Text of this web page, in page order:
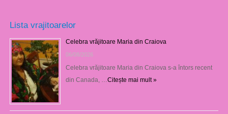
Lista vrajitoarelor
Celebra vrăjitoare Maria din Craiova
06/08/2026
Celebra vrăjitoare Maria din Craiova s-a întors recent
din Canada, … Citește mai mult »